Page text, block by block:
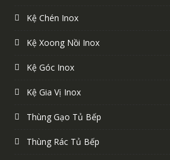
Kệ Chén Inox
Kệ Xoong Nồi Inox
Kệ Góc Inox
Kệ Gia Vị Inox
Thùng Gạo Tủ Bếp
Thùng Rác Tủ Bếp